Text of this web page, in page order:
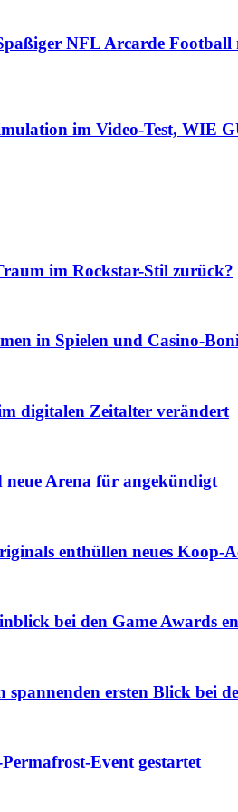
NFL Arcarde
im Video-Test, WIE
im Rockstar-Stil zurück?
in Spielen und
digitalen Zeitalter verändert
Arena für angekündigt
enthüllen neues Koop-
bei den Game Awards
ersten Blick bei
Event gestartet